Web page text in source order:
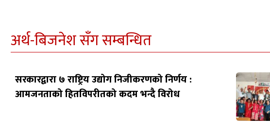
अर्थ-बिजनेश सँग सम्बन्धित
सरकारद्वारा ७ राष्ट्रिय उद्योग निजीकरणको निर्णय :
आमजनताको हितविपरीतको कदम भन्दै विरोध